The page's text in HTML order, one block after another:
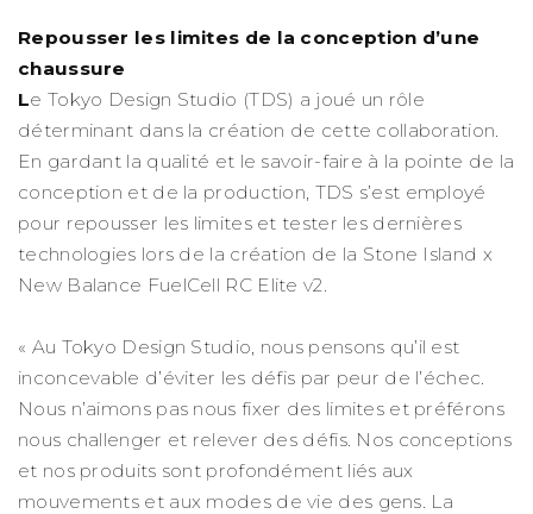
Repousser les limites de la conception d’une
chaussure
Le Tokyo Design Studio (TDS) a joué un rôle
déterminant dans la création de cette collaboration.
En gardant la qualité et le savoir-faire à la pointe de la
conception et de la production, TDS s’est employé
pour repousser les limites et tester les dernières
technologies lors de la création de la Stone Island x
New Balance FuelCell RC Elite v2.
« Au Tokyo Design Studio, nous pensons qu’il est
inconcevable d’éviter les défis par peur de l’échec.
Nous n’aimons pas nous fixer des limites et préférons
nous challenger et relever des défis. Nos conceptions
et nos produits sont profondément liés aux
mouvements et aux modes de vie des gens. La